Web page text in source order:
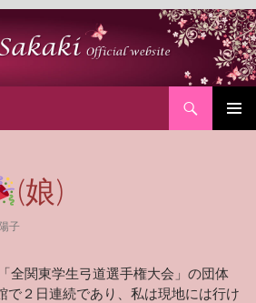
(娘)
子
全関東学生弓道選手権大会」の団体
で２日連続であり、私は現地には行け